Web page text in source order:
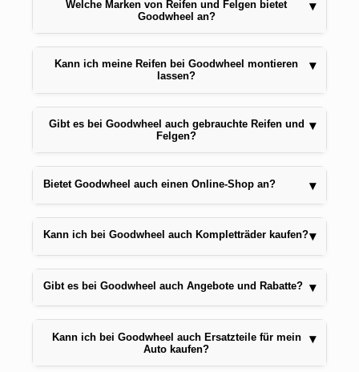
Welche Marken von Reifen und Felgen bietet
Goodwheel an?
▾
Kann ich meine Reifen bei Goodwheel montieren
lassen?
▾
Gibt es bei Goodwheel auch gebrauchte Reifen und
Felgen?
▾
Bietet Goodwheel auch einen Online-Shop an? ▾
Kann ich bei Goodwheel auch Kompletträder kaufen?▾
Gibt es bei Goodwheel auch Angebote und Rabatte? ▾
Kann ich bei Goodwheel auch Ersatzteile für mein
Auto kaufen?
▾